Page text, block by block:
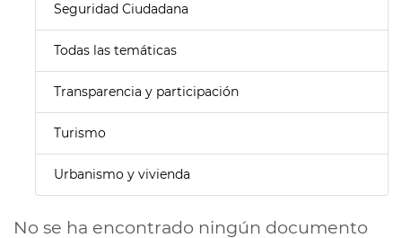
Seguridad Ciudadana
Todas las temáticas
Transparencia y participación
Turismo
Urbanismo y vivienda
No se ha encontrado ningún documento